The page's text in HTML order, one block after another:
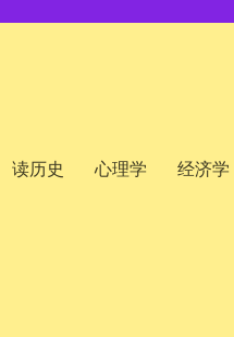
读历史 心理学 经济学